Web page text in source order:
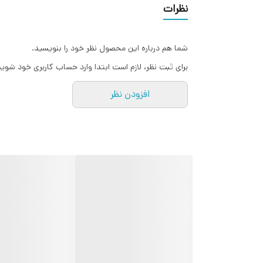
نظرات
شما هم درباره این محصول نظر خود را بنویسید.
برای ثبت نظر، لازم است ابتدا وارد حساب کاربری خود
افزودن نظر